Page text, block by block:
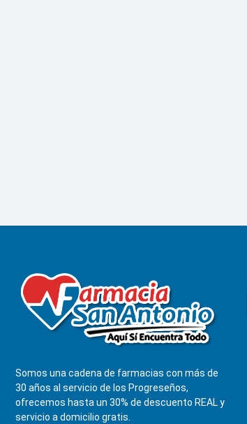
Somos una cadena de farmacias con más de
30 años al servicio de los Progreseños,
ofrecemos hasta un 30% de descuento REAL y
servicio a domicilio gratis.